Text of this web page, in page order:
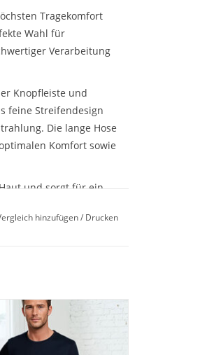
Tragekomfort
Wahl für
Verarbeitung
Knopfleiste und
feine Streifendesign
Die lange Hose
Komfort sowie
und sorgt für ein
höchstenhinzufügen/ Drucken
Pyjama 8103 aus feiner
Langarm Shirt & bequeme
Premium Nachtwäsche für
jetzt online kaufen.